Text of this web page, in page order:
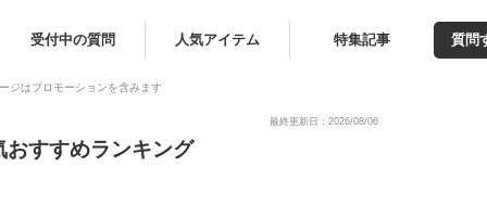
受付中の質問 人気アイテム 特集記事 質問
ジはプロモーションを含みます
最終更新日：2026/08/06
すすめランキング